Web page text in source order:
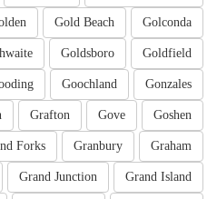
Golconda
Gold Beach
Goldfield
Goldsboro
Gonzales
Goochland
Goshen
Gove
Grafton
Graham
Granbury
Forks
Grand Island
Grand Junction